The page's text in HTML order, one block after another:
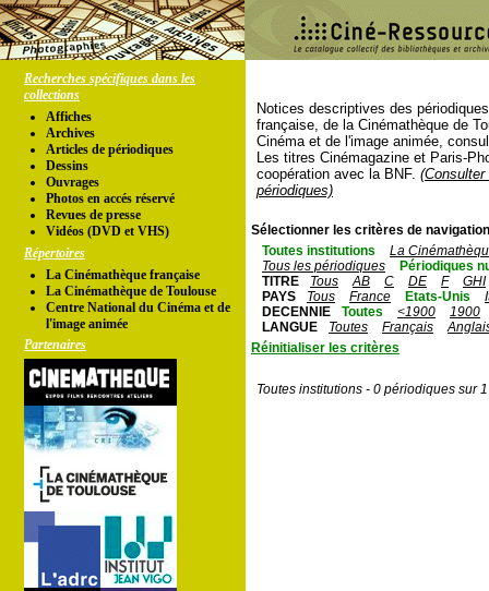
Recherches spécifiques dans les
collections
Affiches
Archives
Articles de périodiques
Dessins
Ouvrages
Photos en accés réservé
Revues de presse
Vidéos (DVD et VHS)
Répertoires
La Cinémathèque française
La Cinémathèque de Toulouse
Centre National du Cinéma et de
l'image animée
Partenaires
Notices descriptives des
française, de la Cinémathèque de
Cinéma et de l'image animée,
Les titres Cinémagazine et Paris-
coopération avec la BNF.
périodiques)
Sélectionner les critères de
Toutes institutions
La
Tous les périodiques
Périodiques
TITRE
Tous AB C DE F
GHI
PAYS
Tous France Etats-Unis
DECENNIE
Toutes <1900
1900
LANGUE
Toutes Français
Réinitialiser les critères
Toutes institutions - 0 périodiques sur